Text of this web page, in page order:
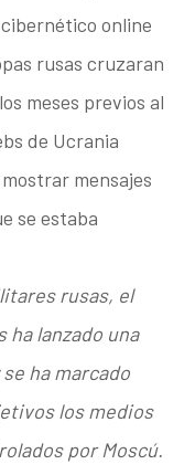
online
rusas cruzaran
meses previos al
de Ucrania
mensajes
se estaba
rusas, el
ha lanzado una
ha marcado
los medios
por Moscú.